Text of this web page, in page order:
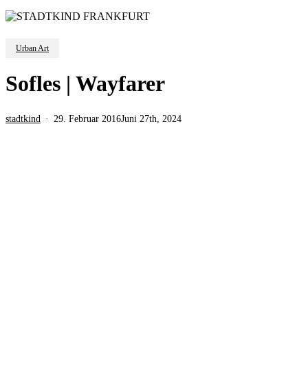
Urban Art
Sofles | Wayfarer
stadtkind 29. Februar 2016Juni 27th, 2024